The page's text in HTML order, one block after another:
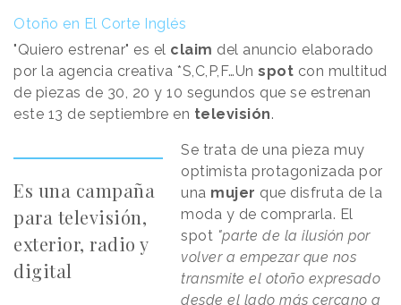
Otoño en El Corte Inglés
"Quiero estrenar" es el claim del anuncio elaborado
por la agencia creativa *S,C,P,F…Un spot con multitud
de piezas de 30, 20 y 10 segundos que se estrenan
este 13 de septiembre en televisión.
Es una campaña
para televisión,
exterior, radio y
digital
Se trata de una pieza muy
optimista protagonizada por
una mujer que disfruta de la
moda y de comprarla. El
spot "parte de la ilusión por
volver a empezar que nos
transmite el otoño expresado
desde el lado más cercano a